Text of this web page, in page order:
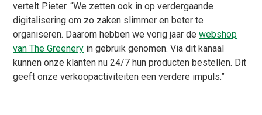
vertelt Pieter. “We zetten ook in op verdergaande
digitalisering om zo zaken slimmer en beter te
organiseren. Daarom hebben we vorig jaar dewebshop
van The Greenery in gebruik genomen. Via dit kanaal
kunnen onze klanten nu 24/7 hun producten bestellen. Dit
geeft onze verkoopactiviteiten een verdere impuls.”